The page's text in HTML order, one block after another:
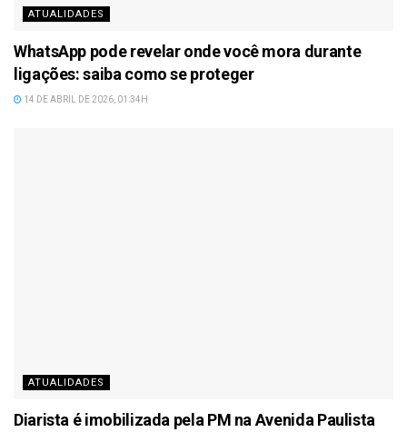
ATUALIDADES
WhatsApp pode revelar onde você mora durante
ligações: saiba como se proteger
14 DE ABRIL DE 2026, 01:34H
ATUALIDADES
Diarista é imobilizada pela PM na Avenida Paulista